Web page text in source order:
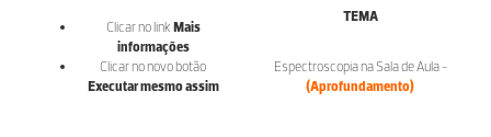
Clicar no link Mais
informações
Clicar no novo botão
Executar mesmo assim
TEMA
Espectroscopia na Sala de Aula -
(Aprofundamento)